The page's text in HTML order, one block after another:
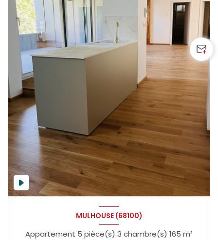
MULHOUSE (68100)
Appartement 5 pièce(s) 3 chambre(s) 165 m²